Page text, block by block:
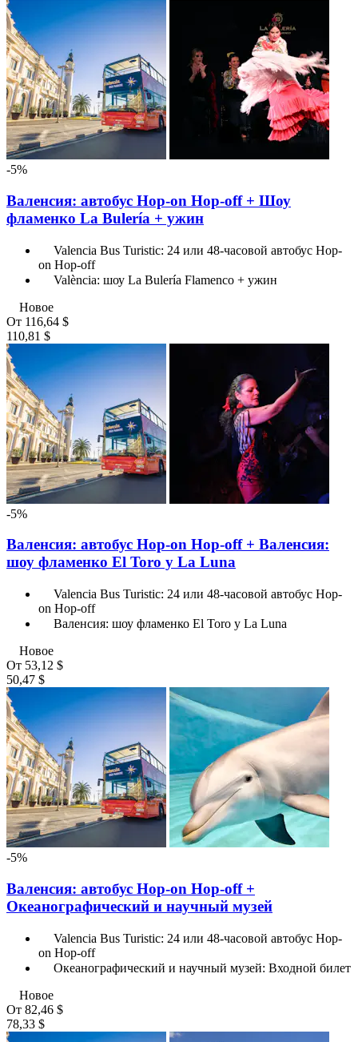
-5%
Валенсия: автобус Hop-on Hop-off + Шоу
фламенко La Bulería + ужин
Valencia Bus Turistic: 24 или 48-часовой автобус Hop-
on Hop-off
València: шоу La Bulería Flamenco + ужин
Новое
От 116,64 $
110,81 $
-5%
Валенсия: автобус Hop-on Hop-off + Валенсия:
шоу фламенко El Toro y La Luna
Valencia Bus Turistic: 24 или 48-часовой автобус Hop-
on Hop-off
Валенсия: шоу фламенко El Toro y La Luna
Новое
От 53,12 $
50,47 $
-5%
Валенсия: автобус Hop-on Hop-off +
Океанографический и научный музей
Valencia Bus Turistic: 24 или 48-часовой автобус Hop-
on Hop-off
Океанографический и научный музей: Входной билет
Новое
От 82,46 $
78,33 $